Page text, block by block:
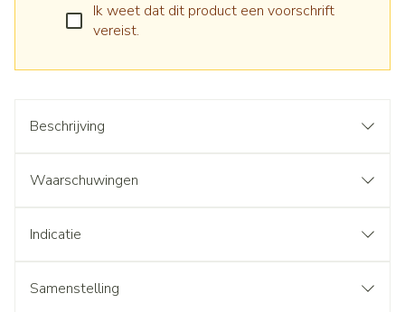
Ik weet dat dit product een voorschrift
vereist.
Beschrijving
Waarschuwingen
Indicatie
Samenstelling